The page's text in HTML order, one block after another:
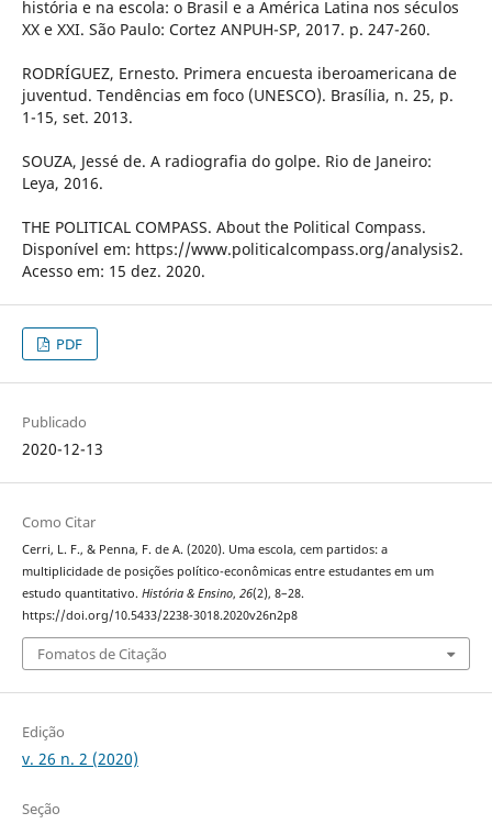
história e na escola: o Brasil e a América Latina nos séculos
XX e XXI. São Paulo: Cortez ANPUH-SP, 2017. p. 247-260.
RODRÍGUEZ, Ernesto. Primera encuesta iberoamericana de
juventud. Tendências em foco (UNESCO). Brasília, n. 25, p.
1-15, set. 2013.
SOUZA, Jessé de. A radiografia do golpe. Rio de Janeiro:
Leya, 2016.
THE POLITICAL COMPASS. About the Political Compass.
Disponível em: https://www.politicalcompass.org/analysis2.
Acesso em: 15 dez. 2020.
PDF
Publicado
2020-12-13
Como Citar
Cerri, L. F., & Penna, F. de A. (2020). Uma escola, cem partidos: a
multiplicidade de posições político-econômicas entre estudantes em um
estudo quantitativo. História & Ensino, 26(2), 8–28.
https://doi.org/10.5433/2238-3018.2020v26n2p8
Fomatos de Citação
Edição
v. 26 n. 2 (2020)
Seção